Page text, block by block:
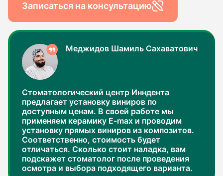
Записаться на консультацию
Меджидов Шамиль Сахаватович
Стоматологический центр Инндента
предлагает установку виниров по
доступным ценам. В своей работе мы
применяем керамику E-max и проводим
установку прямых виниров из композитов.
Соответственно, стоимость будет
отличаться. Сколько стоит наладка, вам
подскажет стоматолог после проведения
осмотра и выбора подходящего варианта.